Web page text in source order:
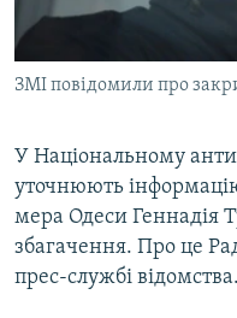
ПОДКАСТИ
КРИМ РЕАЛІЇ
УКР
КТАТ
ЗМІ повідомили про
У Національному
уточнюють
мера Одеси Геннадія
збагачення. Про це
прес-службі відомства.